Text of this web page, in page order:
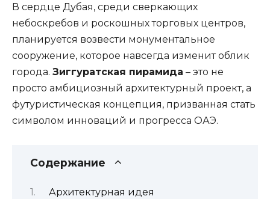
В сердце Дубая, среди сверкающих
небоскребов и роскошных торговых центров,
планируется возвести монументальное
сооружение, которое навсегда изменит облик
города. Зиггуратская пирамида – это не
просто амбициозный архитектурный проект, а
футуристическая концепция, призванная стать
символом инноваций и прогресса ОАЭ.
Содержание
Архитектурная идея